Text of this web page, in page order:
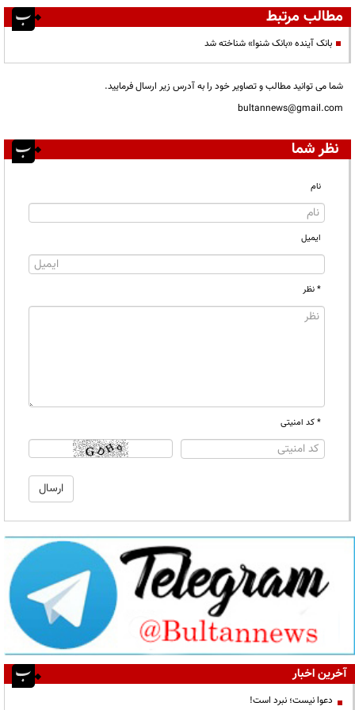
مطالب مرتبط
بانک آینده «بانک شنوا» شناخته شد
شما می توانید مطالب و تصاویر خود را به آدرس زیر ارسال فرمایید.
bultannews@gmail.com
نظر شما
نام
ایمیل
* نظر
* کد امنیتی
آخرین اخبار
دعوا نیست؛ نبرد است!